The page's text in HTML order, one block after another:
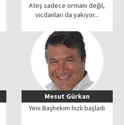
Ateş sadece ormanı değil,
vicdanları da yakıyor...
Mesut Gürkan
Yeni Başhekim hızlı başladı